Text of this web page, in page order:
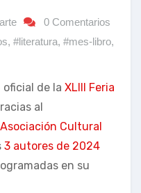
0 Comentarios
, #literatura, #mes-libro,
oficial de la XLIII Feria
al
Asociación Cultural
3 autores de 2024
en su